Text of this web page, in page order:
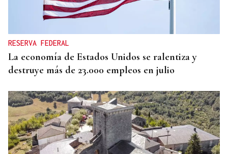
RESERVA FEDERAL
La economía de Estados Unidos se ralentiza y
destruye más de 23.000 empleos en julio